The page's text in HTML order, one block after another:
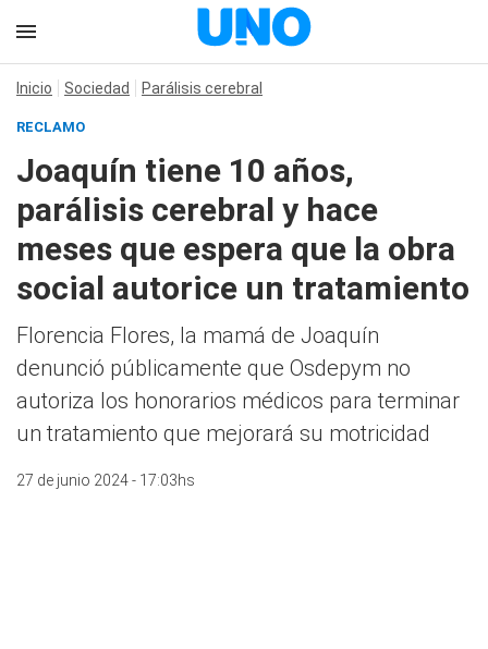
Inicio Sociedad Parálisis cerebral
RECLAMO
Joaquín tiene 10 años,
parálisis cerebral y hace
meses que espera que la obra
social autorice un tratamiento
Florencia Flores, la mamá de Joaquín
denunció públicamente que Osdepym no
autoriza los honorarios médicos para terminar
un tratamiento que mejorará su motricidad
27 de junio 2024 - 17:03hs